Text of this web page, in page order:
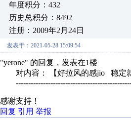
年度积分：432
历史总积分：8492
注册：2009年2月24日
发表于：2021-05-28 15:09:54
"yerone" 的回复，发表在1楼
对内容： 【好拉风的感jio 稳定就
感谢支持！
回复 引用 举报